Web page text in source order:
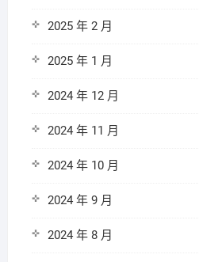
2025 年 2 月
2025 年 1 月
2024 年 12 月
2024 年 11 月
2024 年 10 月
2024 年 9 月
2024 年 8 月